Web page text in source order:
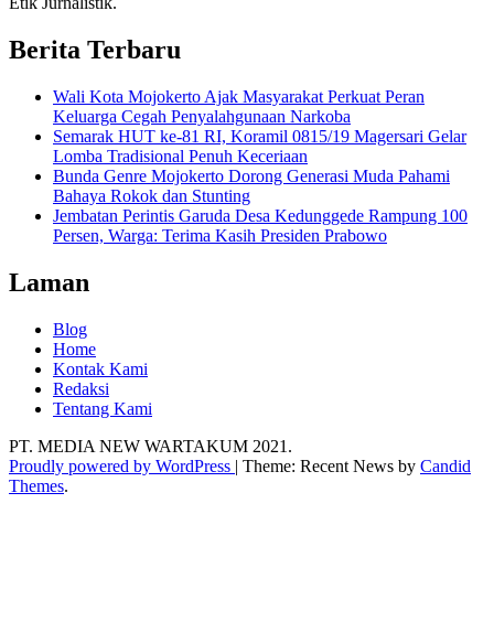
Berita Terbaru
Wali Kota Mojokerto Ajak Masyarakat Perkuat Peran
Keluarga Cegah Penyalahgunaan Narkoba
Semarak HUT ke-81 RI, Koramil 0815/19 Magersari Gelar
Lomba Tradisional Penuh Keceriaan
Bunda Genre Mojokerto Dorong Generasi Muda Pahami
Bahaya Rokok dan Stunting
Jembatan Perintis Garuda Desa Kedunggede Rampung 100
Persen, Warga: Terima Kasih Presiden Prabowo
Laman
Blog
Home
Kontak Kami
Redaksi
Tentang Kami
PT. MEDIA NEW WARTAKUM 2021.
Proudly powered by WordPress | Theme: Recent News by Candid
Themes.